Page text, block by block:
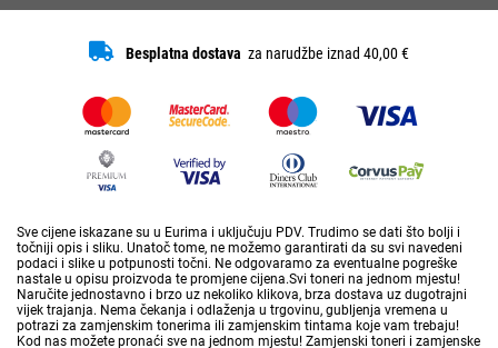
Besplatna dostava za narudžbe iznad 40,00 €
Sve cijene iskazane su u Eurima i uključuju PDV. Trudimo se dati što bolji i
točniji opis i sliku. Unatoč tome, ne možemo garantirati da su svi navedeni
podaci i slike u potpunosti točni. Ne odgovaramo za eventualne pogreške
nastale u opisu proizvoda te promjene cijena.Svi toneri na jednom mjestu!
Naručite jednostavno i brzo uz nekoliko klikova, brza dostava uz dugotrajni
vijek trajanja. Nema čekanja i odlaženja u trgovinu, gubljenja vremena u
potrazi za zamjenskim tonerima ili zamjenskim tintama koje vam trebaju!
Kod nas možete pronaći sve na jednom mjestu! Zamjenski toneri i zamjenske